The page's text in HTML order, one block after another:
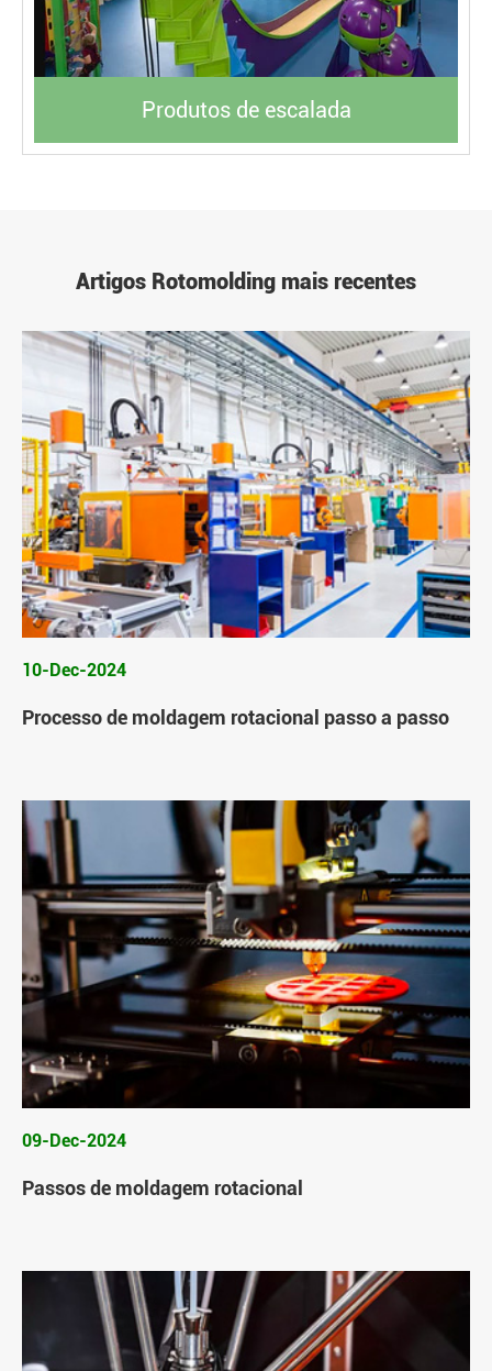
Produtos de escalada
Artigos Rotomolding mais recentes
10-Dec-2024
Processo de moldagem rotacional passo a passo
09-Dec-2024
Passos de moldagem rotacional